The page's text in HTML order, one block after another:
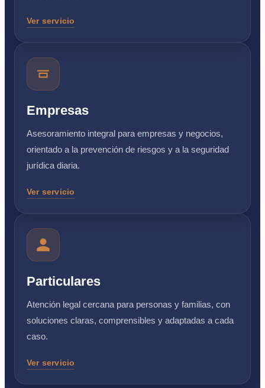
Ver servicio
Empresas
Asesoramiento integral para empresas y negocios,
orientado a la prevención de riesgos y a la seguridad
jurídica diaria.
Ver servicio
Particulares
Atención legal cercana para personas y familias, con
soluciones claras, comprensibles y adaptadas a cada
caso.
Ver servicio